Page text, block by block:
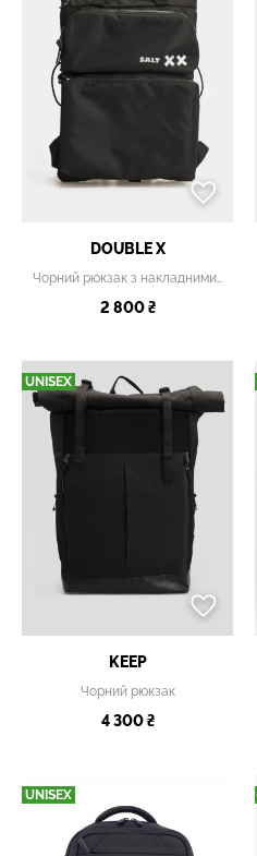
DOUBLE X
Чорний рюкзак з накладними кишенями
2 800 ₴
UNISEX
KEEP
Чорний рюкзак
4 300 ₴
UNISEX